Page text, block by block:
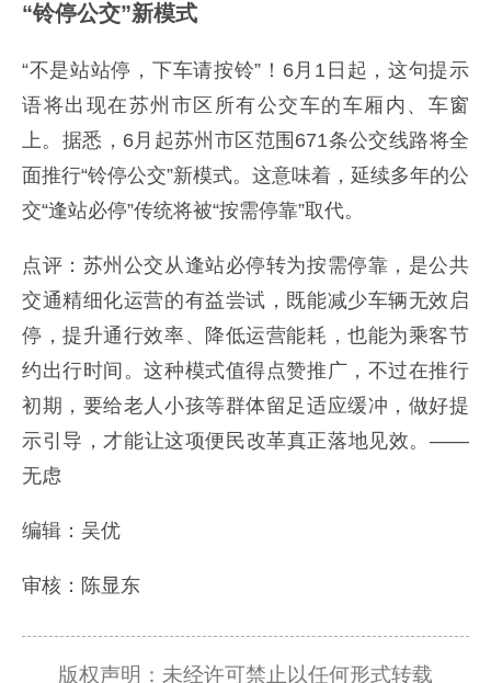
“铃停公交”新模式
“不是站站停，下车请按铃”！6月1日起，这句提示
语将出现在苏州市区所有公交车的车厢内、车窗
上。据悉，6月起苏州市区范围671条公交线路将全
面推行“铃停公交”新模式。这意味着，延续多年的公
交“逢站必停”传统将被“按需停靠”取代。
点评：苏州公交从逢站必停转为按需停靠，是公共
交通精细化运营的有益尝试，既能减少车辆无效启
停，提升通行效率、降低运营能耗，也能为乘客节
约出行时间。这种模式值得点赞推广，不过在推行
初期，要给老人小孩等群体留足适应缓冲，做好提
示引导，才能让这项便民改革真正落地见效。——
无虑
编辑：吴优
审核：陈显东
版权声明：未经许可禁止以任何形式转载